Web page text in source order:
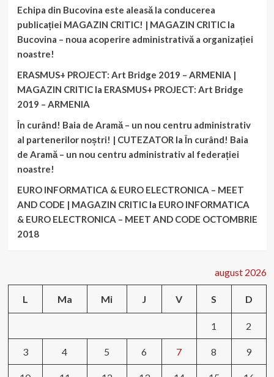
Echipa din Bucovina este aleasă la conducerea
publicației MAGAZIN CRITIC! | MAGAZIN CRITICla
Bucovina – noua acoperire administrativă a organizației
noastre!
ERASMUS+ PROJECT: Art Bridge 2019 – ARMENIA |
MAGAZIN CRITICla ERASMUS+ PROJECT: Art Bridge
2019 – ARMENIA
În curând! Baia de Aramă – un nou centru administrativ
al partenerilor noștri! | CUTEZATOR laÎn curând! Baia
de Aramă – un nou centru administrativ al federației
noastre!
EURO INFORMATICA & EURO ELECTRONICA – MEET
AND CODE | MAGAZIN CRITICla EURO INFORMATICA
& EURO ELECTRONICA – MEET AND CODE OCTOMBRIE
2018
august 2026
L Ma Mi J V S D
1 2
3 4 5 6 7 8 9